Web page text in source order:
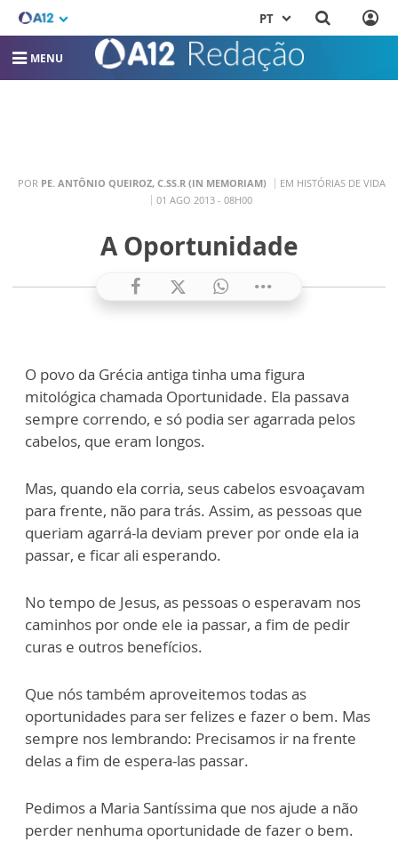
PT
MENU
POR PE. ANTÔNIO QUEIROZ, C.SS.R (IN MEMORIAM)
EM HISTÓRIAS DE VIDA
01 AGO 2013 - 08H00
A Oportunidade
O povo da Grécia antiga tinha uma figura
mitológica chamada Oportunidade. Ela passava
sempre correndo, e só podia ser agarrada pelos
cabelos, que eram longos.
Mas, quando ela corria, seus cabelos esvoaçavam
para frente, não para trás. Assim, as pessoas que
queriam agarrá-la deviam prever por onde ela ia
passar, e ficar ali esperando.
No tempo de Jesus, as pessoas o esperavam nos
caminhos por onde ele ia passar, a fim de pedir
curas e outros benefícios.
Que nós também aproveitemos todas as
oportunidades para ser felizes e fazer o bem. Mas
sempre nos lembrando: Precisamos ir na frente
delas a fim de espera-las passar.
Pedimos a Maria Santíssima que nos ajude a não
perder nenhuma oportunidade de fazer o bem.